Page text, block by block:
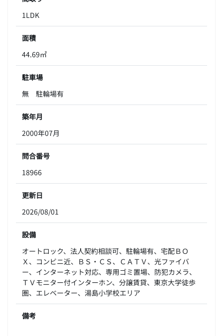
1LDK
面積
44.69㎡
駐車場
無 駐輪場有
築年月
2000年07月
問合番号
18966
更新日
2026/08/01
設備
オートロック、法人契約相談可、駐輪場有、宅配ＢＯ
Ｘ、コンビニ近、ＢＳ・ＣＳ、ＣＡＴＶ、光ファイバ
ー、インターネット対応、専用ゴミ置場、防犯カメラ、
ＴＶモニター付インターホン、分譲賃貸、東京大学徒歩
圏、エレベーター、湯島小学校エリア
備考